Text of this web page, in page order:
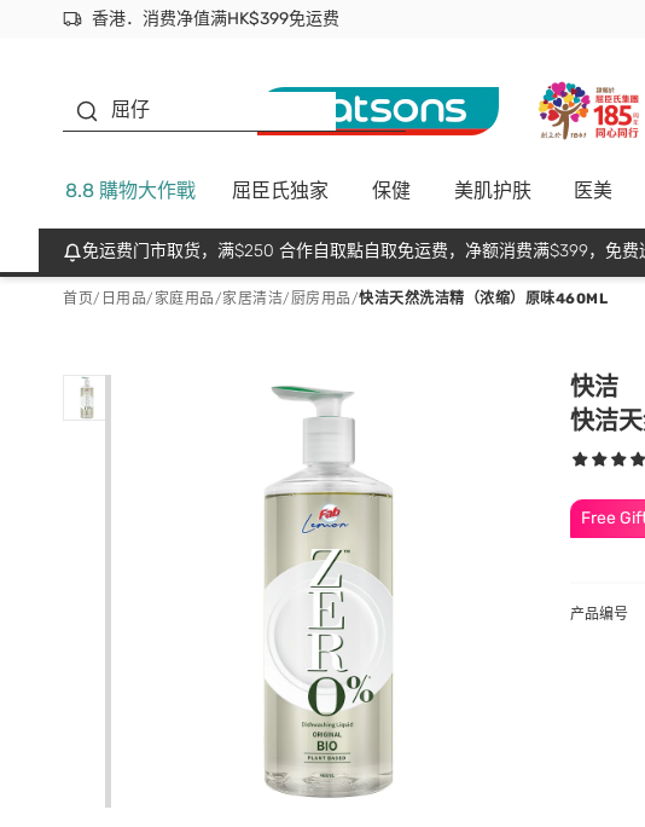
香港．消费净值满HK$399免运费
立即成为易赏钱会员尽享独家优惠
首次APP下单买满$450 输入 NEWAPP 即减$50
屈仔
8.8 購物大作戰 屈臣氏独家 保健 美肌护肤 医美
免运费门市取货，满$250 合作自取點自取免运费，净额消费满$399，免费
首页/ 日用品/ 家庭用品/家居清洁/厨房用品/快洁天然洗洁精（浓缩）原味460ML
快洁
快洁
Free
产品编号